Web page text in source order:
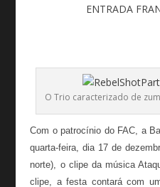
ENTRADA
O Trio caracterizado de
Com o patrocínio do FAC, a
quarta-feira, dia 17 de
norte), o clipe da música
clipe, a festa contará com